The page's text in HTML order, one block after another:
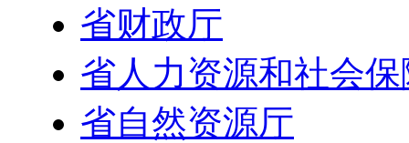
省财政厅
省人力资源和社会
省自然资源厅